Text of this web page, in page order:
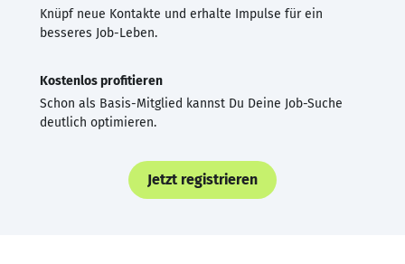
Knüpf neue Kontakte und erhalte Impulse für ein
besseres Job-Leben.
Kostenlos profitieren
Schon als Basis-Mitglied kannst Du Deine Job-Suche
deutlich optimieren.
Jetzt registrieren